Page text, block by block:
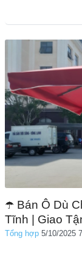
☂️ Bán Ô Dù
Tĩnh | Giao
Tổng hợp 5/10/2025